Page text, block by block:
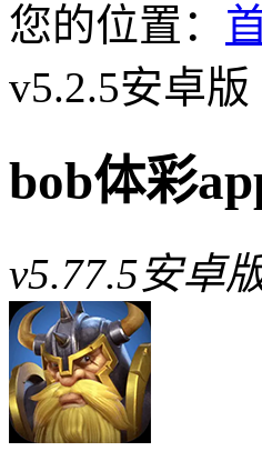
您的位置：
v5.2.5安卓版
bob体彩
v5.77.5安卓